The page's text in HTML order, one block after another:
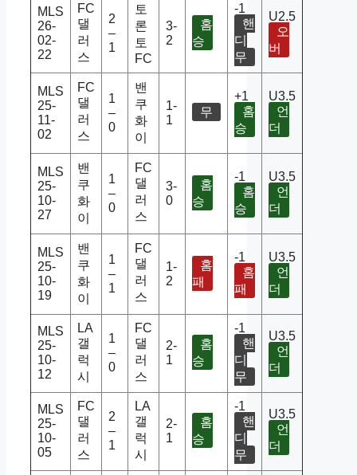
MLS
26-
02-
22
FC
댈
러
스
2
–
1
토
론
토
FC
3-
2
홈
승
-1
핸
디
무
U2.5
오
버
MLS
25-
11-
02
FC
댈
러
스
1
–
0
밴
쿠
화
이
1-
1
무
+1
홈
승
U3.5
언
더
MLS
25-
10-
27
밴
쿠
화
이
1
–
0
FC
댈
러
스
3-
0
홈
승
-1
홈
승
U3.5
언
더
MLS
25-
10-
19
밴
쿠
화
이
1
–
1
FC
댈
러
스
1-
2
홈
패
-1
홈
패
U3.5
언
더
MLS
25-
10-
12
LA
갤
럭
시
1
–
0
FC
댈
러
스
2-
1
홈
승
-1
핸
디
무
U3.5
언
더
MLS
25-
10-
05
FC
댈
러
스
2
–
1
LA
갤
럭
시
2-
1
홈
승
-1
핸
디
무
U3.5
언
더